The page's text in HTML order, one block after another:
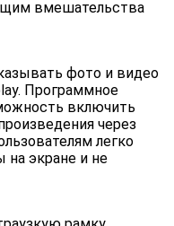
вмешательства
фото и видео
Программное
включить
через
легко
экране и не